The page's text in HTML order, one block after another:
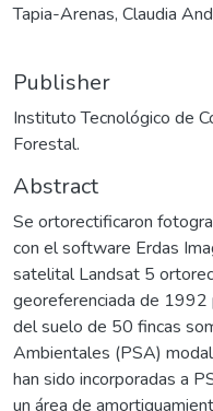
Tapia-Arenas, Claudia
Publisher
Instituto Tecnológico de
Forestal.
Abstract
Se ortorectificaron
con el software Erdas
satelital Landsat 5
georeferenciada de 1992
del suelo de 50 fincas
Ambientales (PSA)
han sido incorporadas a
un área de